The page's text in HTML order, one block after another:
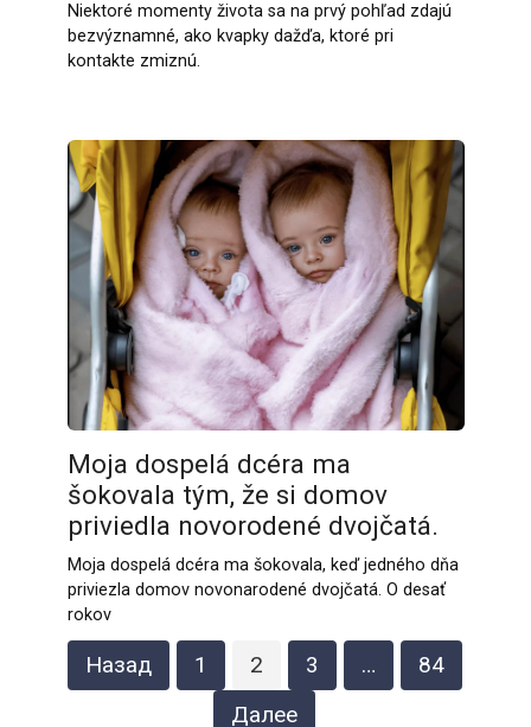
Niektoré momenty života sa na prvý pohľad zdajú
bezvýznamné, ako kvapky dažďa, ktoré pri
kontakte zmiznú.
Moja dospelá dcéra ma
šokovala tým, že si domov
priviedla novorodené dvojčatá.
Moja dospelá dcéra ma šokovala, keď jedného dňa
priviezla domov novonarodené dvojčatá. O desať
rokov
Пагинация
записей
Назад 1 2 3 …
84
Далее